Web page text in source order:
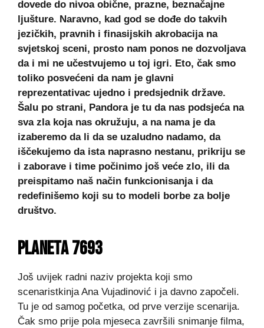
dovede do nivoa obične, prazne, beznačajne
ljušture. Naravno, kad god se dođe do takvih
jezičkih, pravnih i finasijskih akrobacija na
svjetskoj sceni, prosto nam ponos ne dozvoljava
da i mi ne učestvujemo u toj igri. Eto, čak smo
toliko posvećeni da nam je glavni
reprezentativac ujedno i predsjednik države.
Šalu po strani, Pandora je tu da nas podsjeća na
sva zla koja nas okružuju, a na nama je da
izaberemo da li da se uzaludno nadamo, da
iščekujemo da ista naprasno nestanu, prikriju se
i zaborave i time počinimo još veće zlo, ili da
preispitamo naš način funkcionisanja i da
redefinišemo koji su to modeli borbe za bolje
društvo.
PLANETA 7693
Još uvijek radni naziv projekta koji smo
scenaristkinja Ana Vujadinović i ja davno započeli.
Tu je od samog početka, od prve verzije scenarija.
Čak smo prije pola mjeseca završili snimanje filma,